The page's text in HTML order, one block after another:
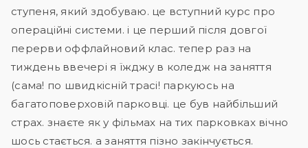
ступеня, який здобуваю. це вступний курс про
операційні системи. і це перший після довгої
перерви оффлайновий клас. тепер раз на
тиждень ввечері я їжджу в коледж на заняття
(сама! по швидкісній трасі! паркуюсь на
багатоповерховій парковці. це був найбільший
страх. знаєте як у фільмах на тих парковках вічно
шось стається. а заняття пізно закінчується.